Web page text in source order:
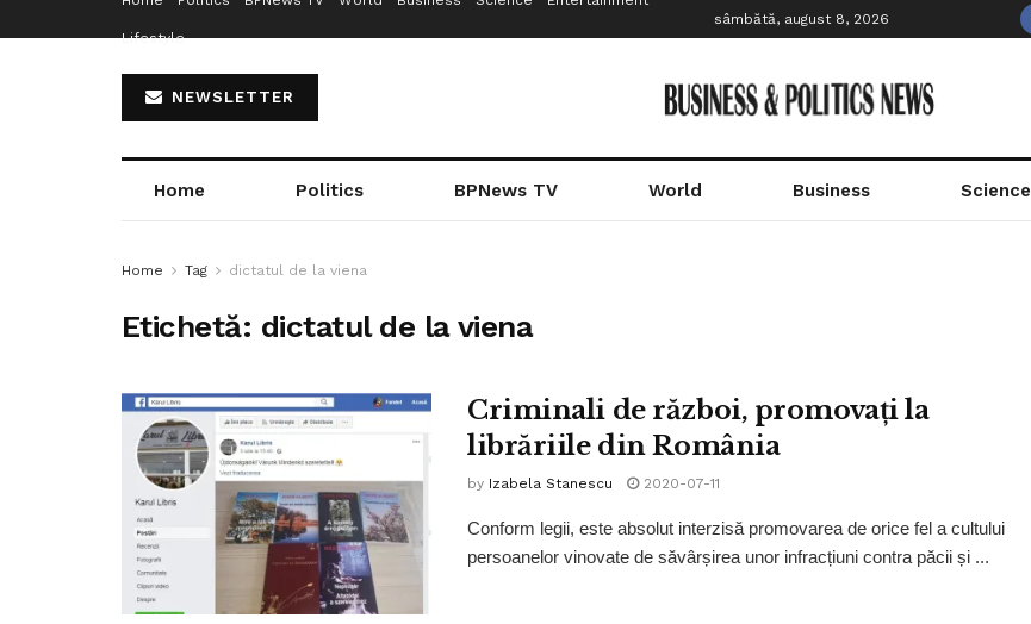
Lifestyle
sâmbătă, august 8, 2026
NEWSLETTER
Home Politics BPNews TV World Business Science
Home Tag dictatul de la viena
Etichetă: dictatul de la viena
Criminali de război, promovați la
librăriile din România
by Izabela Stanescu 2020-07-11
Conform legii, este absolut interzisă promovarea de orice fel a cultului
persoanelor vinovate de săvârșirea unor infracțiuni contra păcii și ...